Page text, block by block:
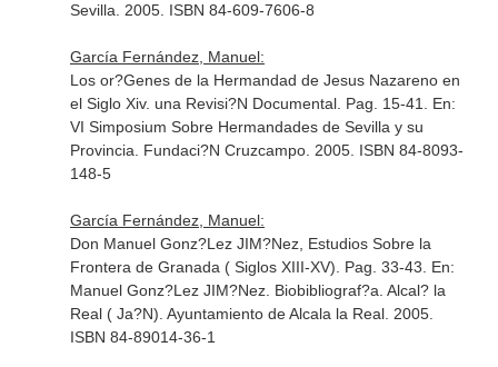
Sevilla. 2005. ISBN 84-609-7606-8
García Fernández, Manuel:
Los or?Genes de la Hermandad de Jesus Nazareno en
el Siglo Xiv. una Revisi?N Documental. Pag. 15-41. En:
VI Simposium Sobre Hermandades de Sevilla y su
Provincia . Fundaci?N Cruzcampo. 2005. ISBN 84-8093-
148-5
García Fernández, Manuel:
Don Manuel Gonz?Lez JIM?Nez, Estudios Sobre la
Frontera de Granada ( Siglos XIII-XV). Pag. 33-43. En:
Manuel Gonz?Lez JIM?Nez. Biobibliograf?a . Alcal? la
Real ( Ja?N). Ayuntamiento de Alcala la Real. 2005.
ISBN 84-89014-36-1